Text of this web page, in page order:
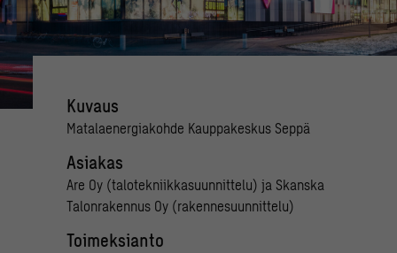
Kuvaus
Matalaenergiakohde Kauppakeskus Seppä
Asiakas
Are Oy (talotekniikkasuunnittelu) ja Skanska
Talonrakennus Oy (rakennesuunnittelu)
Toimeksianto